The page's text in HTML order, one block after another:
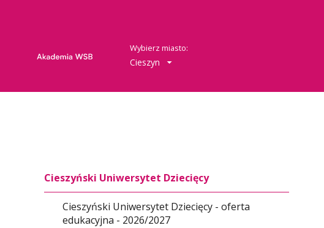
Wybierz miasto:
Cieszyn
Cieszyński Uniwersytet Dziecięcy
Cieszyński Uniwersytet Dziecięcy - oferta
edukacyjna - 2026/2027